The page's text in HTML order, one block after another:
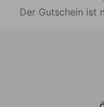
Der Gutschein ist